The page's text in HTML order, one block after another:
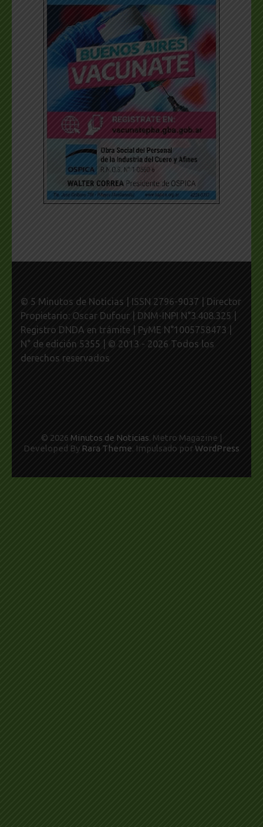
© 5 Minutos de Noticias | ISSN 2796-9037 | Director
Propietario: Oscar Dufour | DNM-INPI N°3.408.325 |
Registro DNDA en trámite | PyME N°1005758473 |
N° de edición 5355 | © 2013 - 2026 Todos los
derechos reservados
© 2026 Minutos de Noticias. Metro Magazine |
Developed By Rara Theme. Impulsado por WordPress